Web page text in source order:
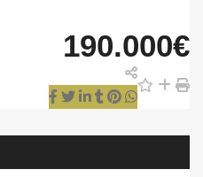
190.000€